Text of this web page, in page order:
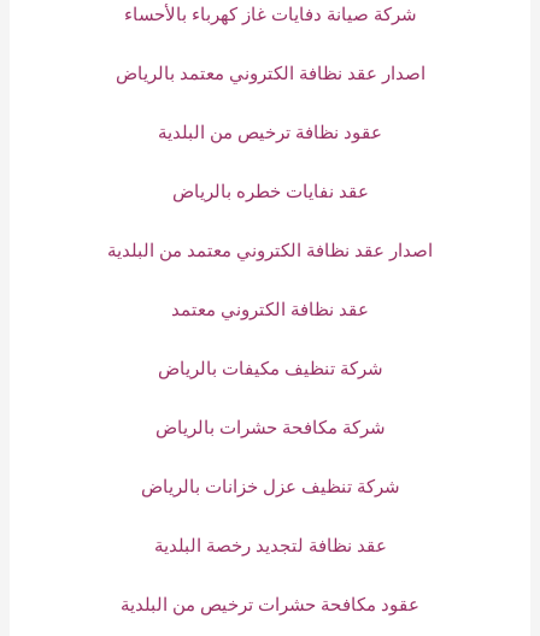
شركة صيانة دفايات غاز كهرباء بالأحساء
اصدار عقد نظافة الكتروني معتمد بالرياض
عقود نظافة ترخيص من البلدية
عقد نفايات خطره بالرياض
اصدار عقد نظافة الكتروني معتمد من البلدية
عقد نظافة الكتروني معتمد
شركة تنظيف مكيفات بالرياض
شركة مكافحة حشرات بالرياض
شركة تنظيف عزل خزانات بالرياض
عقد نظافة لتجديد رخصة البلدية
عقود مكافحة حشرات ترخيص من البلدية